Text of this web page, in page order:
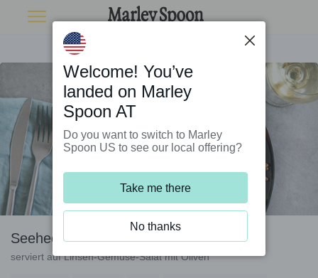
Seehecht auf Orange gebacken
serviert auf Linsen-Gemüse-Salat mit Oliven
Welcome! You’ve
landed on Marley
Spoon AT
Do you want to switch to Marley
Spoon US to see our local offering?
Take me there
No thanks